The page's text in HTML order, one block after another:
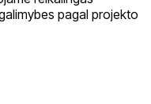
pagal projekto